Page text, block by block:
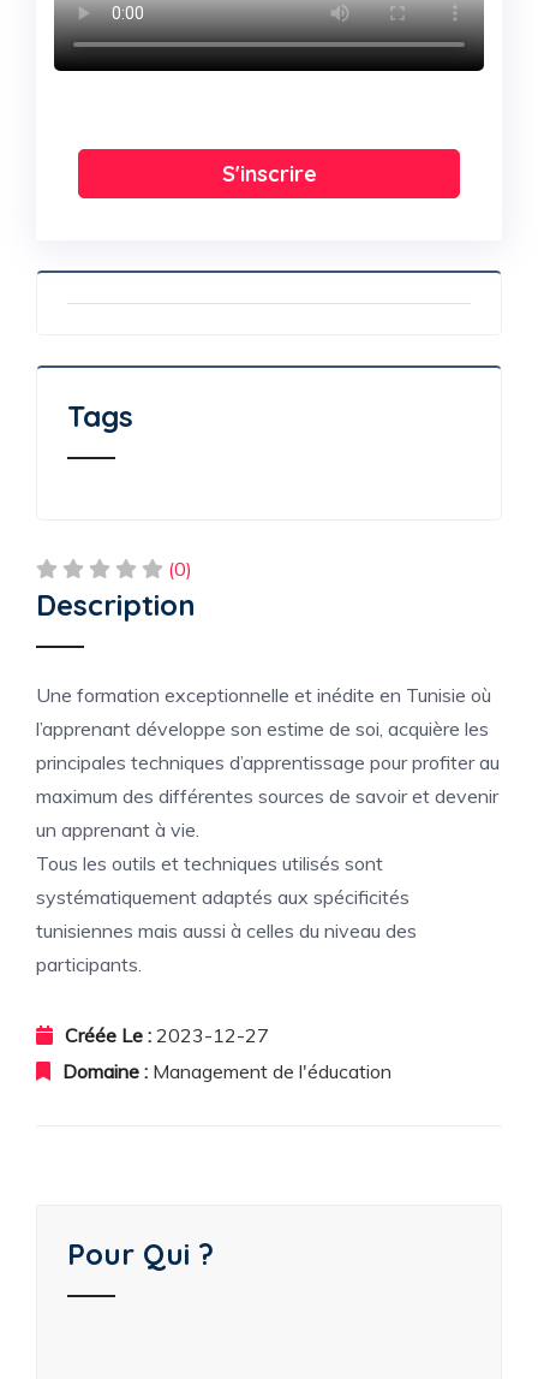
(0)
Description
Une formation exceptionnelle et inédite en Tunisie où
l’apprenant développe son estime de soi, acquière les
principales techniques d’apprentissage pour profiter au
maximum des différentes sources de savoir et devenir
un apprenant à vie.
Tous les outils et techniques utilisés sont
systématiquement adaptés aux spécificités
tunisiennes mais aussi à celles du niveau des
participants.
Créée Le : 2023-12-27
Domaine : Management de l'éducation
Pour Qui ?
S'inscrire
Tags